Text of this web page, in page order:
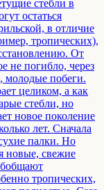
стебли в
остаться
в отличие
тропических),
От
не погибло, через
молодые побеги.
целиком, а как
стебли, но
новое поколение
лет. Сначала
палки. Но
новые, свежие
тропических,